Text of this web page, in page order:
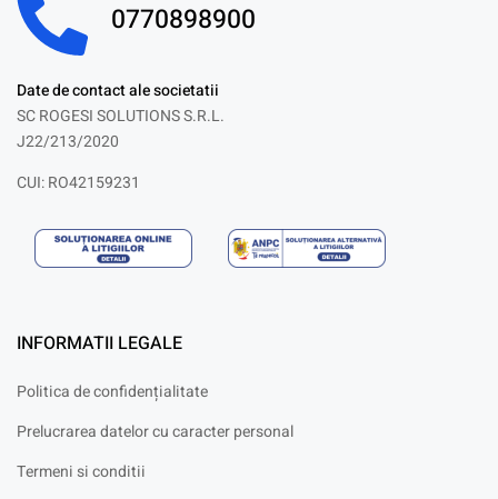
0770898900
Date de contact ale societatii
SC ROGESI SOLUTIONS S.R.L.
J22/213/2020
CUI: RO42159231
INFORMATII LEGALE
Politica de confidențialitate
Prelucrarea datelor cu caracter personal
Termeni si conditii